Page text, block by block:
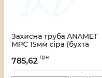
Захисна труба ANAMET
MPC 15мм сіра (бухта
Артикул: 33_00000008240
785,62 грн